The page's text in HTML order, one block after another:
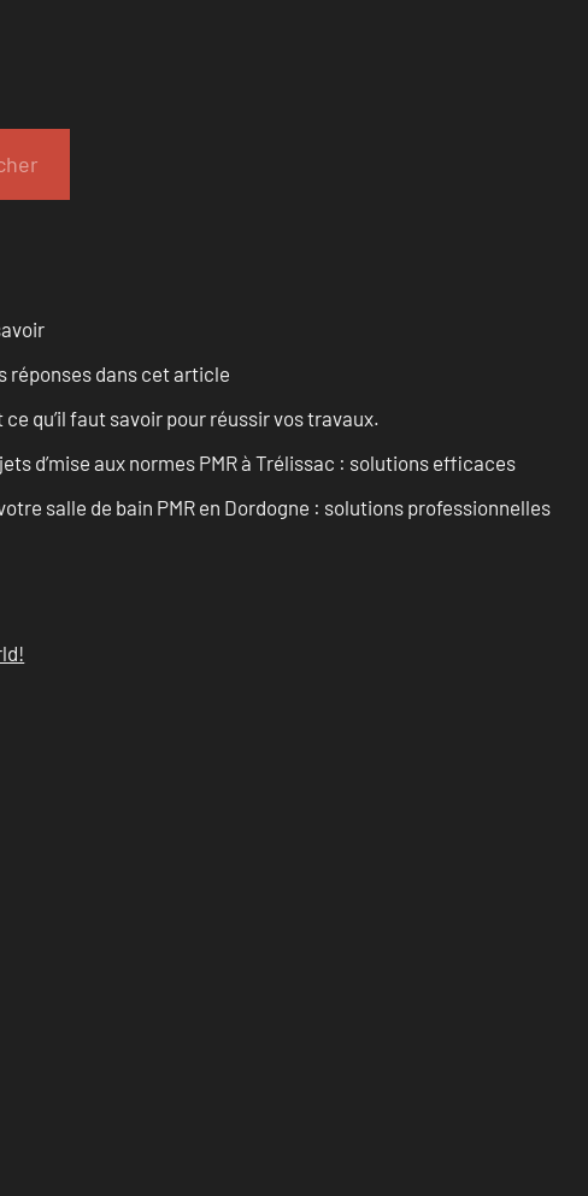
réponses dans cet article
qu’il faut savoir pour réussir vos travaux.
d’mise aux normes PMR à Trélissac : solutions efficaces
salle de bain PMR en Dordogne : solutions professionnelles